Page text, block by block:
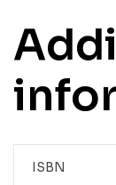
ISBN